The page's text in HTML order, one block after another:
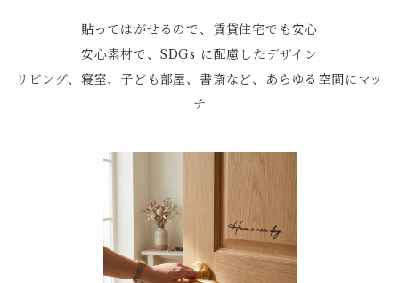
貼ってはがせるので、賃貸住宅でも安心
安心素材で、SDGs に配慮したデザイン
リビング、寝室、子ども部屋、書斎など、あらゆる空間にマッ
チ